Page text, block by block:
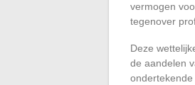
vermogen
tegenover
Deze
de aandelen